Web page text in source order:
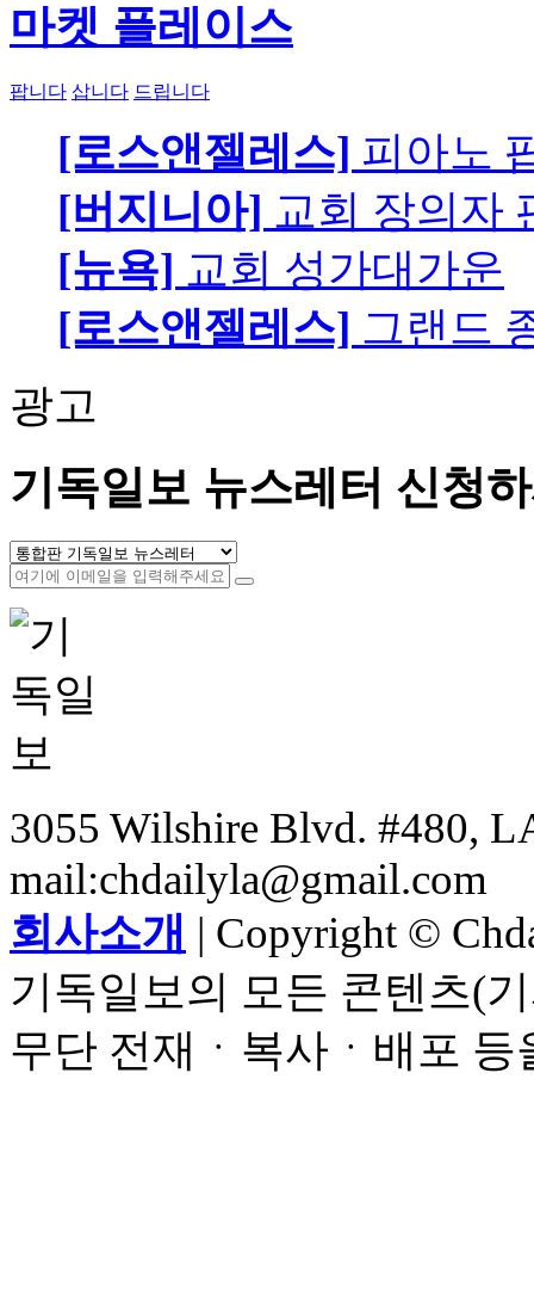
마켓 플레이스
팝니다 삽니다 드립니다
[로스앤젤레스] 피아노
[버지니아] 교회 장의자
[뉴욕] 교회 성가대가운
[로스앤젤레스] 그랜드
광고
기독일보 뉴스레터 신청
3055 Wilshire Blvd. #480,
mail:chdailyla@gmail.com
회사소개 | Copyright ©
기독일보의 모든 콘텐츠(
무단 전재ㆍ복사ㆍ배포 등